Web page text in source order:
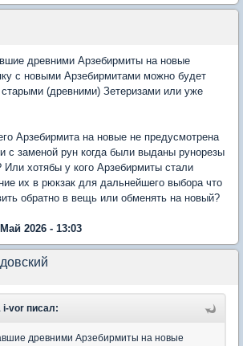
древними Арзебирмиты на новые
с новыми Арзебирмитами можно будет
(древними) Зетеризами или уже
Арзебирмита на новые не предусмотрена
с заменой рун когда были выданы рунорезы
Или хотябы у кого Арзебирмиты стали
их в рюкзак для дальнейшего выбора что
обратно в вещь или обменять на новый?
2026 - 13:03
i-vor писал:
древними Арзебирмиты на новые